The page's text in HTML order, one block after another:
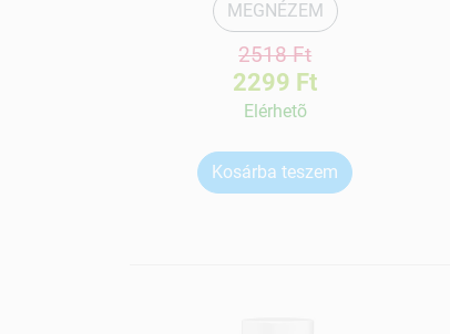
MEGNÉZEM
2518 Ft
2299 Ft
Elérhetõ
Kosárba teszem